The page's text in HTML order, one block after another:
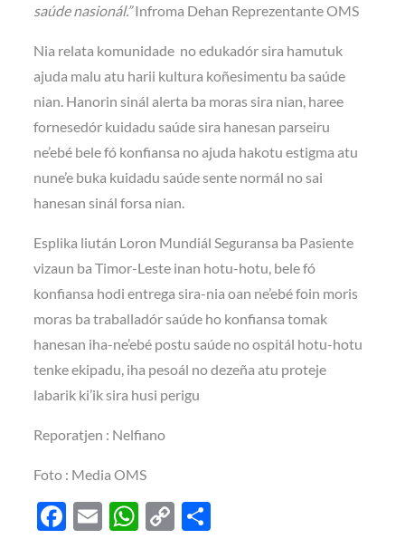
saúde nasionál.”Infroma Dehan Reprezentante OMS
Nia relata komunidade no edukadór sira hamutuk
ajuda malu atu harii kultura koñesimentu ba saúde
nian. Hanorin sinál alerta ba moras sira nian, haree
fornesedór kuidadu saúde sira hanesan parseiru
ne’ebé bele fó konfiansa no ajuda hakotu estigma atu
nune’e buka kuidadu saúde sente normál no sai
hanesan sinál forsa nian.
Esplika liután Loron Mundiál Seguransa ba Pasiente
vizaun ba Timor-Leste inan hotu-hotu, bele fó
konfiansa hodi entrega sira-nia oan ne’ebé foin moris
moras ba traballadór saúde ho konfiansa tomak
hanesan iha-ne’ebé postu saúde no ospitál hotu-hotu
tenke ekipadu, iha pesoál no dezeña atu proteje
labarik ki’ik sira husi perigu
Reporatjen : Nelfiano
Foto : Media OMS
F
E
W C